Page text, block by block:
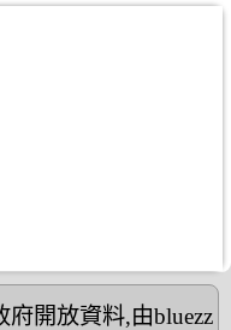
開放資料,由bluezz